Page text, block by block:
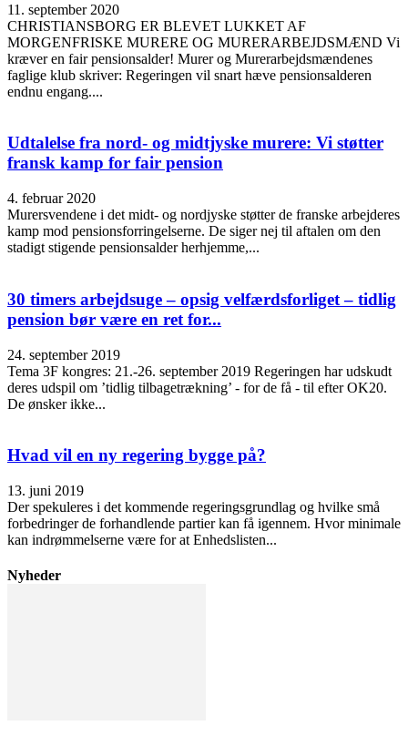
11. september 2020
CHRISTIANSBORG ER BLEVET LUKKET AF
MORGENFRISKE MURERE OG MURERARBEJDSMÆND Vi
kræver en fair pensionsalder! Murer og Murerarbejdsmændenes
faglige klub skriver: Regeringen vil snart hæve pensionsalderen
endnu engang....
Udtalelse fra nord- og midtjyske murere: Vi støtter
fransk kamp for fair pension
4. februar 2020
Murersvendene i det midt- og nordjyske støtter de franske arbejderes
kamp mod pensionsforringelserne. De siger nej til aftalen om den
stadigt stigende pensionsalder herhjemme,...
30 timers arbejdsuge – opsig velfærdsforliget – tidlig
pension bør være en ret for...
24. september 2019
Tema 3F kongres: 21.-26. september 2019 Regeringen har udskudt
deres udspil om ’tidlig tilbagetrækning’ - for de få - til efter OK20.
De ønsker ikke...
Hvad vil en ny regering bygge på?
13. juni 2019
Der spekuleres i det kommende regeringsgrundlag og hvilke små
forbedringer de forhandlende partier kan få igennem. Hvor minimale
kan indrømmelserne være for at Enhedslisten...
Nyheder